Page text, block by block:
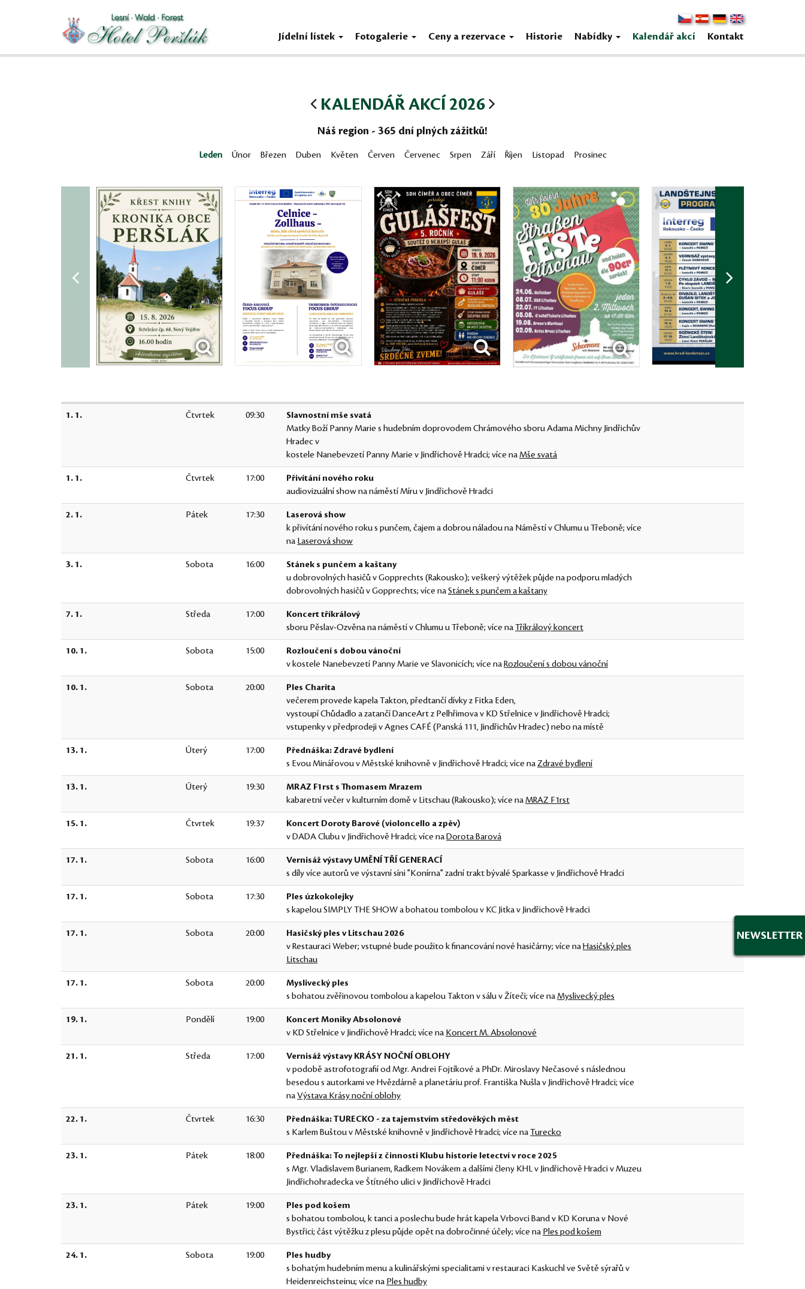
Jídelní lístek Fotogalerie Ceny a rezervace Historie Nabídky Kalendář akcí Kontakt
KALENDÁŘ AKCÍ 2026
Náš region - 365 dní plných zážitků!
Leden Únor Březen Duben Květen Červen Červenec Srpen Září Říjen Listopad Prosinec
1. 1. Čtvrtek 09:30
Slavnostní mše svatá
Matky Boží Panny Marie s hudebním doprovodem Chrámového sboru Adama Michny Jindřichův
Hradec v
kostele Nanebevzetí Panny Marie v Jindřichově Hradci; více naMše svatá
1. 1. Čtvrtek 17:00
Přivítání nového roku
audiovizuální show na náměstí Míru v Jindřichově Hradci
2. 1. Pátek 17:30
Laserová show
k přivítání nového roku s punčem, čajem a dobrou náladou na Náměstí v Chlumu u Třeboně; více
na Laserová show
3. 1. Sobota 16:00
Stánek s punčem a kaštany
u dobrovolných hasičů v Gopprechts (Rakousko); veškerý výtěžek půjde na podporu mladých
dobrovolných hasičů v Gopprechts; více naStánek s punčem a kaštany
7. 1. Středa 17:00
Koncert tříkrálový
sboru Pěslav-Ozvěna na náměstí v Chlumu u Třeboně; více naTříkrálový koncert
10. 1. Sobota 15:00
Rozloučení s dobou vánoční
v kostele Nanebevzetí Panny Marie ve Slavonicích; více naRozloučení s dobou vánoční
10. 1. Sobota 20:00
Ples Charita
večerem provede kapela Takton, předtančí dívky z Fitka Eden,
vystoupí Chůdadlo a zatančí DanceArt z Pelhřimova v KD Střelnice v Jindřichově Hradci;
vstupenky v předprodeji v Agnes CAFÉ (Panská 111, Jindřichův Hradec) nebo na místě
13. 1. Úterý 17:00
Přednáška: Zdravé bydlení
s Evou Minářovou v Městské knihovně v Jindřichově Hradci; více naZdravé bydlení
13. 1. Úterý 19:30
MRAZ F1rst s Thomasem Mrazem
kabaretní večer v kulturním domě v Litschau (Rakousko); více naMRAZ F1rst
15. 1. Čtvrtek 19:37
Koncert Doroty Barové (violoncello a zpěv)
v DADA Clubu v Jindřichově Hradci; více naDorota Barová
17. 1. Sobota 16:00
Vernisáž výstavy UMĚNÍ TŘÍ GENERACÍ
s díly více autorů ve výstavní síni "Konírna" zadní trakt bývalé Sparkasse v Jindřichově Hradci
17. 1. Sobota 17:30
Ples úzkokolejky
s kapelou SIMPLY THE SHOW a bohatou tombolou v KC Jitka v Jindřichově Hradci
17. 1. Sobota 20:00
Hasičský ples v Litschau 2026
v Restauraci Weber; vstupné bude použito k financování nové hasičárny; více naHasičský ples
Litschau
17. 1. Sobota 20:00
Myslivecký ples
s bohatou zvěřinovou tombolou a kapelou Takton v sálu v Žíteči; více naMyslivecký ples
19. 1. Pondělí 19:00
Koncert Moniky Absolonové
v KD Střelnice v Jindřichově Hradci; více na Koncert M. Absolonové
21. 1. Středa 17:00
Vernisáž výstavy KRÁSY NOČNÍ OBLOHY
v podobě astrofotografií od Mgr. Andrei Fojtíkové a PhDr. Miroslavy Nečasové s následnou
besedou s autorkami ve Hvězdárně a planetáriu prof. Františka Nušla v Jindřichově Hradci; více
naVýstava Krásy noční oblohy
22. 1. Čtvrtek 16:30
Přednáška: TURECKO - za tajemstvím středověkých měst
s Karlem Buštou v Městské knihovně v Jindřichově Hradci; více naTurecko
23. 1. Pátek 18:00
Přednáška: To nejlepší z činnosti Klubu historie letectví v roce 2025
s Mgr. Vladislavem Burianem, Radkem Novákem a dalšími členy KHL v Jindřichově Hradci v Muzeu
Jindřichohradecka ve Štítného ulici v Jindřichově Hradci
23. 1. Pátek 19:00
Ples pod košem
s bohatou tombolou, k tanci a poslechu bude hrát kapela Vrbovci Band v KD Koruna v Nové
Bystřici; část výtěžku z plesu půjde opět na dobročinné účely; více na Ples pod košem
24. 1. Sobota 19:00
Ples hudby
s bohatým hudebním menu a kulinářskými specialitami v restauraci Kaskuchl ve Světě sýrařů v
Heidenreichsteinu; více na Ples hudby
NEWSLETTER